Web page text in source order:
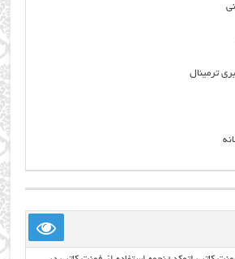
ترمینال